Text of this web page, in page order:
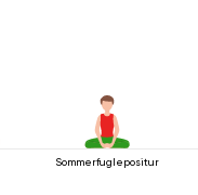
Sommerfuglepositur